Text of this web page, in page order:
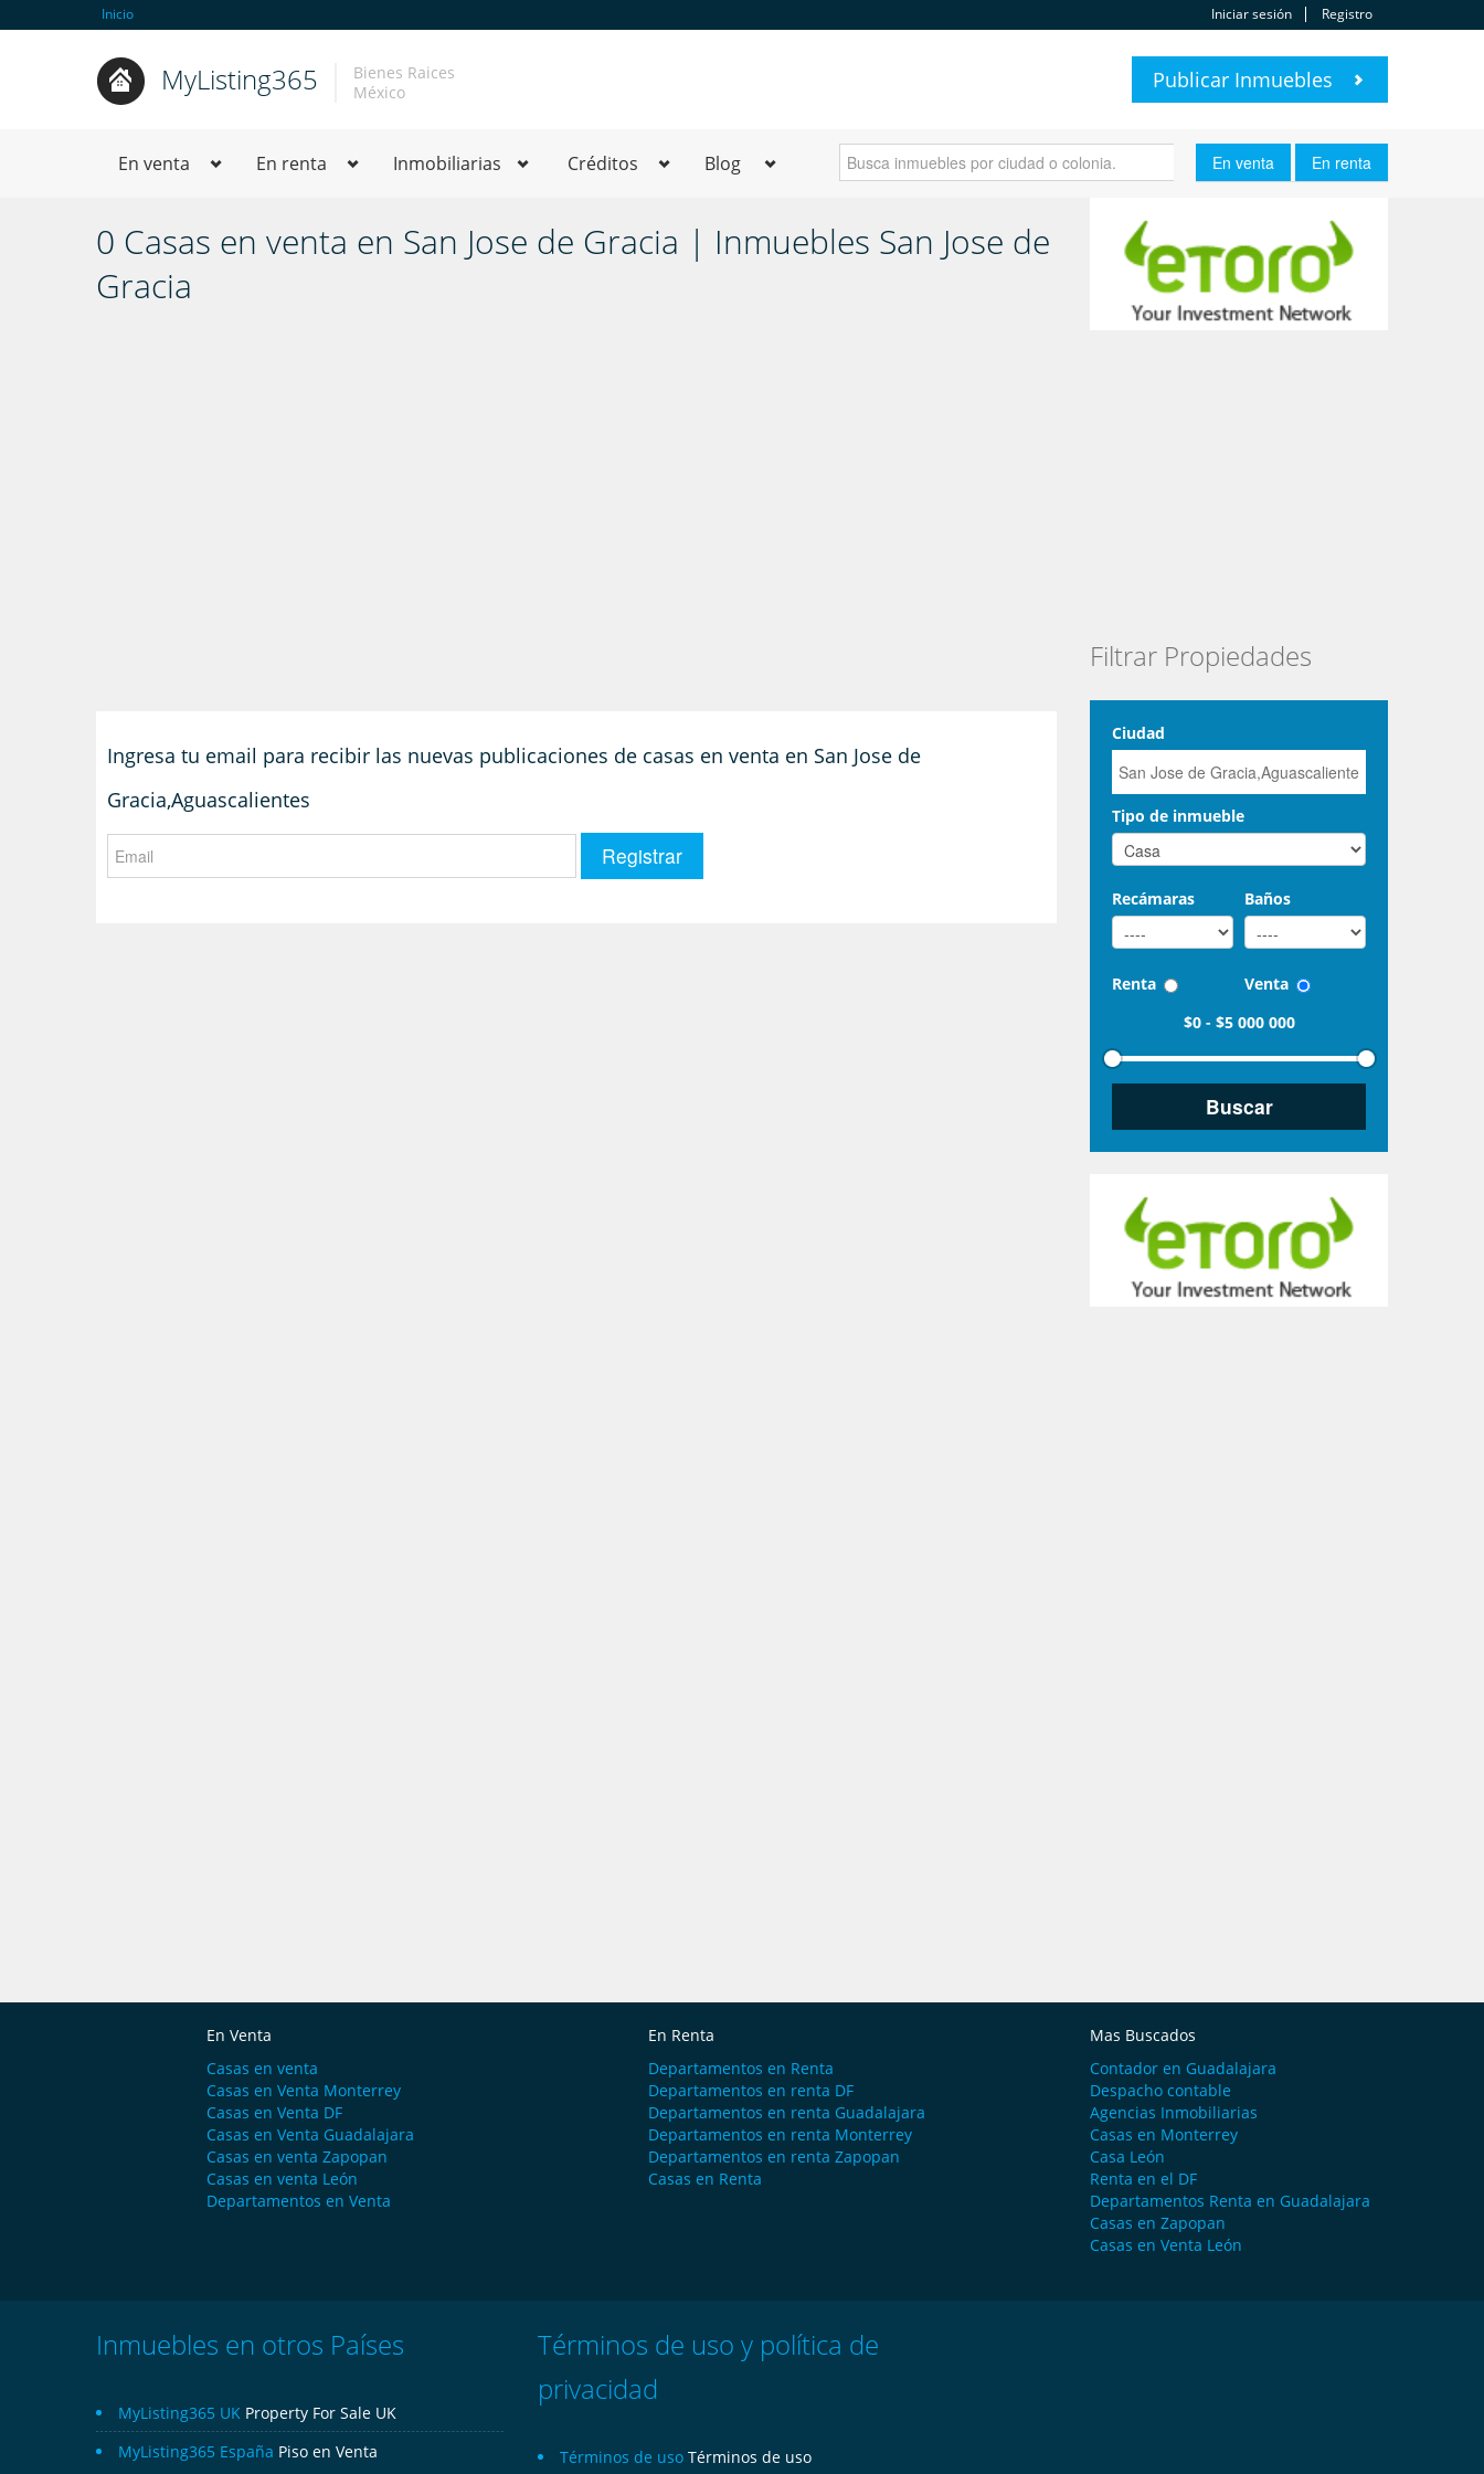
Inicio Iniciar sesión Registro
MyListing365
Bienes Raices
México
Publicar Inmuebles
En venta En renta Inmobiliarias Créditos Blog
0 Casas en venta en San Jose de Gracia | Inmuebles San Jose de
Gracia
Ingresa tu email para recibir las nuevas publicaciones de casas en venta en San Jose de
Gracia,Aguascalientes
Filtrar Propiedades
Ciudad
Tipo de inmueble
Recámaras Baños
Renta
Venta
$0- $5 000 000
En Venta
Casas en venta
Casas en Venta Monterrey
Casas en Venta DF
Casas en Venta Guadalajara
Casas en venta Zapopan
Casas en venta León
Departamentos en Venta
En Renta
Departamentos en Renta
Departamentos en renta DF
Departamentos en renta Guadalajara
Departamentos en renta Monterrey
Departamentos en renta Zapopan
Casas en Renta
Mas Buscados
Contador en Guadalajara
Despacho contable
Agencias Inmobiliarias
Casas en Monterrey
Casa León
Renta en el DF
Departamentos Renta en Guadalajara
Casas en Zapopan
Casas en Venta León
Inmuebles en otros Países
MyListing365 UK Property For Sale UK
MyListing365 España Piso en Venta
Términos de uso y política de
privacidad
Términos de uso Términos de uso